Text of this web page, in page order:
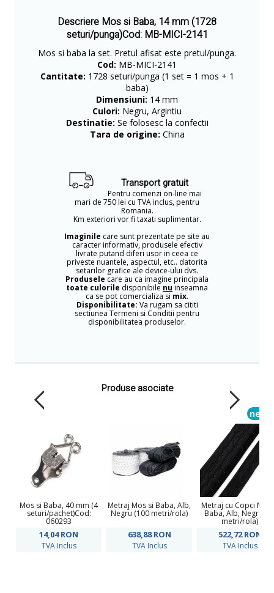
Descriere Mos si Baba, 14 mm (1728
seturi/punga)Cod: MB-MICI-2141
Mos si baba la set. Pretul afisat este pretul/punga.
Cod: MB-MICI-2141
Cantitate: 1728 seturi/punga (1 set = 1 mos + 1
baba)
Dimensiuni: 14 mm
Culori: Negru, Argintiu
Destinatie: Se folosesc la confectii
Tara de origine: China
Transport gratuit
Pentru comenzi on-line mai
mari de 750 lei cu TVA inclus, pentru
Romania.
Km exteriori vor fi taxati suplimentar.
Imaginile care sunt prezentate pe site au
caracter informativ, produsele efectiv
livrate putand diferi usor in ceea ce
priveste nuantele, aspectul, etc.. datorita
setarilor grafice ale device-ului dvs.
Produsele care au ca imagine principala
toate culorile disponibile nu inseamna
ca se pot comercializa si mix.
Disponibilitate: Va rugam sa cititi
sectiunea Termeni si Conditii pentru
disponibilitatea produselor.
Produse asociate
Mos si Baba, 40 mm (4
seturi/pachet)Cod:
060293
14,04RON
TVA Inclus
Metraj Mos si Baba, Alb,
Negru (100 metri/rola)
638,88RON
TVA Inclus
new
Metraj cu Copci Mos
Baba, Alb, Negru
metri/rola)
522,72RON
TVA Inclus